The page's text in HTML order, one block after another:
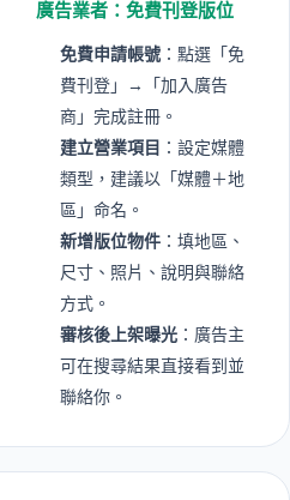
廣告業者：免費刊登版位
免費申請帳號 ：點選「免
費刊登」→「加入廣告
商」完成註冊。
建立營業項目 ：設定媒體
類型，建議以「媒體＋地
區」命名。
新增版位物件 ：填地區、
尺寸、照片、說明與聯絡
方式。
審核後上架曝光 ：廣告主
可在搜尋結果直接看到並
聯絡你。